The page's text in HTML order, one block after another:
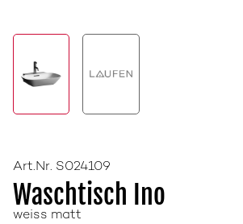
Art.Nr. S024109
Waschtisch Ino
weiss matt